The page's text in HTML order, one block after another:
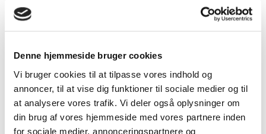
Denne hjemmeside bruger cookies
Vi bruger cookies til at tilpasse vores indhold og
annoncer, til at vise dig funktioner til sociale medier og til
at analysere vores trafik. Vi deler også oplysninger om
din brug af vores hjemmeside med vores partnere inden
for sociale medier, annonceringspartnere og
Fartpilot
Håndfri telefon
Motor & Ydelse
Økonomi